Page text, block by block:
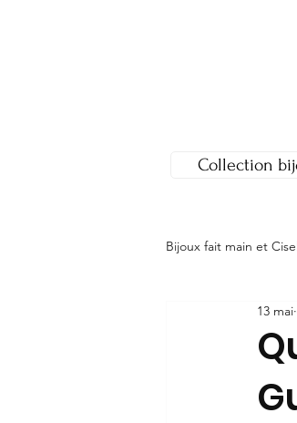
Collection
Bijoux fait main et
13 mai